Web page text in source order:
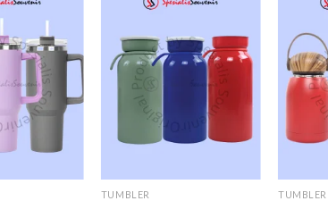
Add to
wishlist
Add to
wishlist
TUMBLER TUMBLER